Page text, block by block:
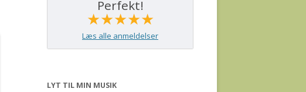
Perfekt!
★★★★★
Læs alle anmeldelser
LYT TIL MIN MUSIK